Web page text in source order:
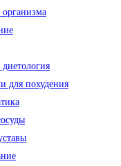
для похудения